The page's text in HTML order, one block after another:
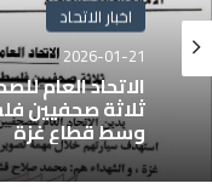
اخبار الاتحاد
2026-01-21
الاتحاد العام
ثلاثة صحفيين
وسط قطاع غزة